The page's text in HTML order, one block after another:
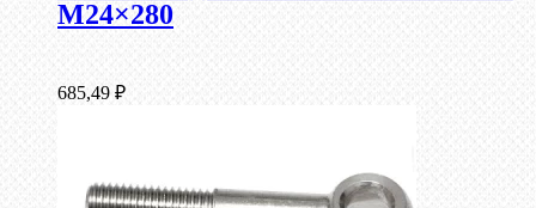
М24×280
685,49 ₽